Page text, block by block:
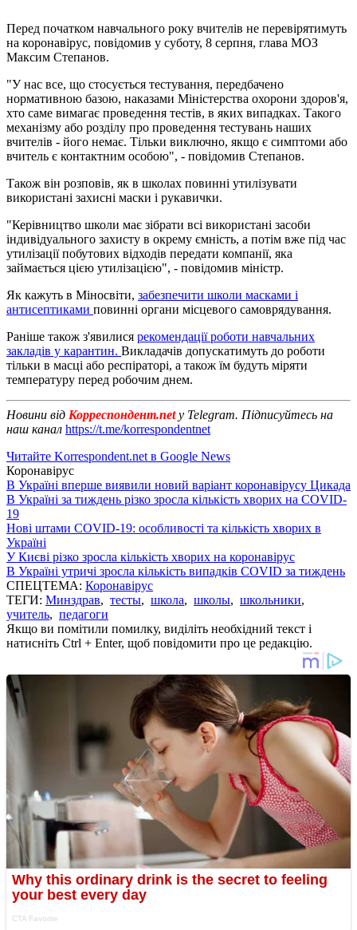
Перед початком навчального року вчителів не перевірятимуть
на коронавірус, повідомив у суботу, 8 серпня, глава МОЗ
Максим Степанов.
"У нас все, що стосується тестування, передбачено
нормативною базою, наказами Міністерства охорони здоров'я,
хто саме вимагає проведення тестів, в яких випадках. Такого
механізму або розділу про проведення тестувань наших
вчителів - його немає. Тільки виключно, якщо є симптоми або
вчитель є контактним особою", - повідомив Степанов.
Також він розповів, як в школах повинні утилізувати
використані захисні маски і рукавички.
"Керівництво школи має зібрати всі використані засоби
індивідуального захисту в окрему ємність, а потім вже під час
утилізації побутових відходів передати компанії, яка
займається цією утилізацією", - повідомив міністр.
Як кажуть в Міносвіти, забезпечити школи масками і
антисептиками повинні органи місцевого самоврядування.
Раніше також з'явилися рекомендації роботи навчальних
закладів у карантин. Викладачів допускатимуть до роботи
тільки в масці або респіраторі, а також їм будуть міряти
температуру перед робочим днем.
Новини від Корреспондент.net у Telegram. Підписуйтесь на
наш канал https://t.me/korrespondentnet
Читайте Korrespondent.net в Google News
Коронавірус
В Україні вперше виявили новий варіант коронавірусу Цикада
В Україні за тиждень різко зросла кількість хворих на COVID-
19
Нові штами COVID-19: особливості та кількість хворих в
Україні
У Києві різко зросла кількість хворих на коронавірус
В Україні утричі зросла кількість випадків COVID за тиждень
СПЕЦТЕМА: Коронавірус
ТЕГИ: Минздрав, тесты, школа, школы, школьники,
учитель, педагоги
Якщо ви помітили помилку, виділіть необхідний текст і
натисніть Ctrl + Enter, щоб повідомити про це редакцію.